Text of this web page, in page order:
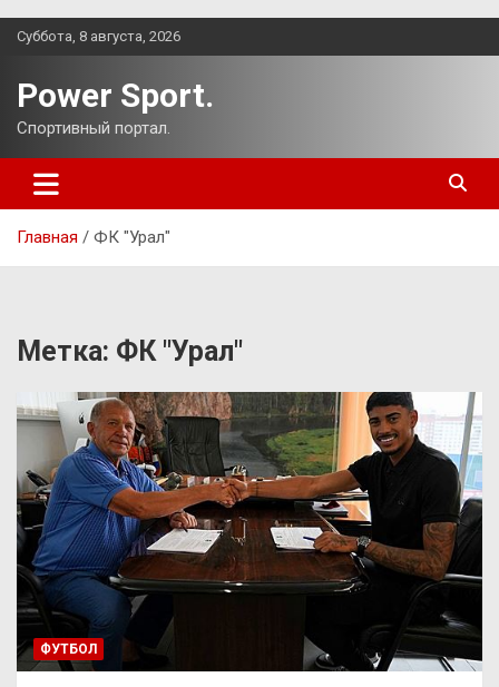
Перейти
Суббота, 8 августа, 2026
Power Sport.
Спортивный портал.
Главная ФК "Урал"
Метка: ФК "Урал"
ФУТБОЛ